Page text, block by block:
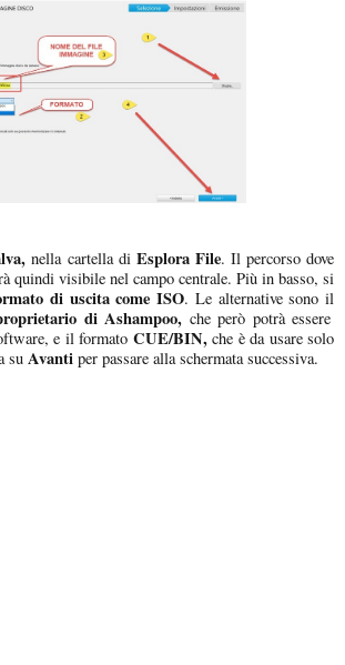
nella cartella di Esplora File. Il percorso dove
quindi visibile nel campo centrale. Più in basso, si
di uscita come ISO. Le alternative sono il
di Ashampoo, che però potrà essere
e il formato CUE/BIN, che è da usare solo
su Avanti per passare alla schermata successiva.